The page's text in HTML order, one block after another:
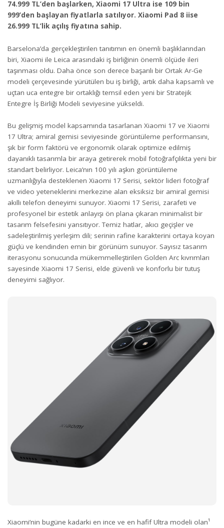
74.999 TL’den başlarken, Xiaomi 17 Ultra ise 109 bin
999’den başlayan fiyatlarla satılıyor. Xiaomi Pad 8 iise
26.999 TL’lik açılış fiyatına sahip.
Barselona’da gerçekleştirilen tanıtımın en önemli başlıklarından
biri, Xiaomi ile Leica arasındaki iş birliğinin önemli ölçüde ileri
taşınması oldu. Daha önce son derece başarılı bir Ortak Ar-Ge
modeli çerçevesinde yürütülen bu iş birliği, artık daha kapsamlı ve
uçtan uca entegre bir ortaklığı temsil eden yeni bir Stratejik
Entegre İş Birliği Modeli seviyesine yükseldi.
Bu gelişmiş model kapsamında tasarlanan Xiaomi 17 ve Xiaomi
17 Ultra; amiral gemisi seviyesinde görüntüleme performansını,
şık bir form faktörü ve ergonomik olarak optimize edilmiş
dayanıklı tasarımla bir araya getirerek mobil fotoğrafçılıkta yeni bir
standart belirliyor. Leica’nın 100 yılı aşkın görüntüleme
uzmanlığıyla desteklenen Xiaomi 17 Serisi, sektör lideri fotoğraf
ve video yeteneklerini merkezine alan eksiksiz bir amiral gemisi
akıllı telefon deneyimi sunuyor. Xiaomi 17 Serisi, zarafeti ve
profesyonel bir estetik anlayışı ön plana çıkaran minimalist bir
tasarım felsefesini yansıtıyor. Temiz hatlar, akıcı geçişler ve
sadeleştirilmiş yerleşim dili; serinin rafine karakterini ortaya koyan
güçlü ve kendinden emin bir görünüm sunuyor. Sayısız tasarım
iterasyonu sonucunda mükemmelleştirilen Golden Arc kıvrımları
sayesinde Xiaomi 17 Serisi, elde güvenli ve konforlu bir tutuş
deneyimi sağlıyor.
Xiaomi’nin bugüne kadarki en ince ve en hafif Ultra modeli olan¹